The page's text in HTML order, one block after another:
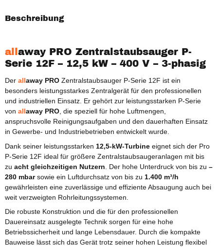
Beschreibung
all away PRO Zentralstaubsauger P-
Serie 12F – 12,5 kW – 400 V – 3-phasig
Der allaway PRO Zentralstaubsauger P-Serie 12F ist ein
besonders leistungsstarkes Zentralgerät für den professionellen
und industriellen Einsatz. Er gehört zur leistungsstarken P-Serie
von allaway PRO , die speziell für hohe Luftmengen,
anspruchsvolle Reinigungsaufgaben und den dauerhaften Einsatz
in Gewerbe- und Industriebetrieben entwickelt wurde.
Dank seiner leistungsstarken 12,5-kW-Turbine eignet sich der Pro
P-Serie 12F ideal für größere Zentralstaubsaugeranlagen mit bis
zu acht gleichzeitigen Nutzern . Der hohe Unterdruck von bis zu –
280 mbarsowie ein Luftdurchsatz von bis zu 1.400 m³/h
gewährleisten eine zuverlässige und effiziente Absaugung auch bei
weit verzweigten Rohrleitungssystemen.
Die robuste Konstruktion und die für den professionellen
Dauereinsatz ausgelegte Technik sorgen für eine hohe
Betriebssicherheit und lange Lebensdauer. Durch die kompakte
Bauweise lässt sich das Gerät trotz seiner hohen Leistung flexibel